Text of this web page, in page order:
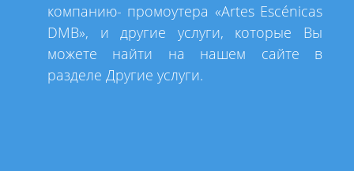
компанию- промоутера «Artes Escénicas
DMB», и другие услуги, которые Вы
можете найти на нашем сайте в
разделе Другие услуги.